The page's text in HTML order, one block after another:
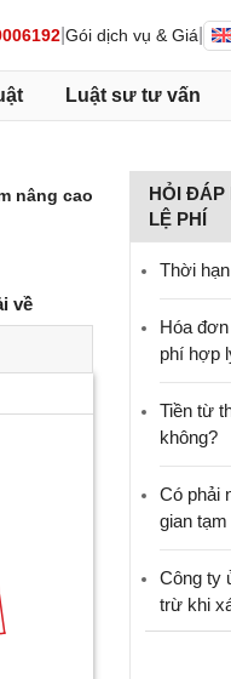
Gói dịch vụ & Giá
Luật sư tư vấn
nâng cao
về
HỎI ĐÁP
LỆ PHÍ
Thời
Hóa
phí hợp
Tiền từ
không?
Có phải
gian
Công ty
trừ khi